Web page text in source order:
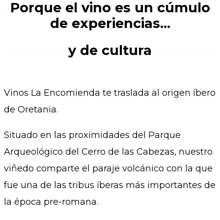
Porque el vino es un cúmulo
de experiencias…
y de cultura
Vinos La Encomienda te traslada al origen íbero
de Oretania.
Situado en las proximidades del Parque
Arqueológico del Cerro de las Cabezas, nuestro
viñedo comparte el paraje volcánico con la que
fue una de las tribus íberas más importantes de
la época pre-romana.